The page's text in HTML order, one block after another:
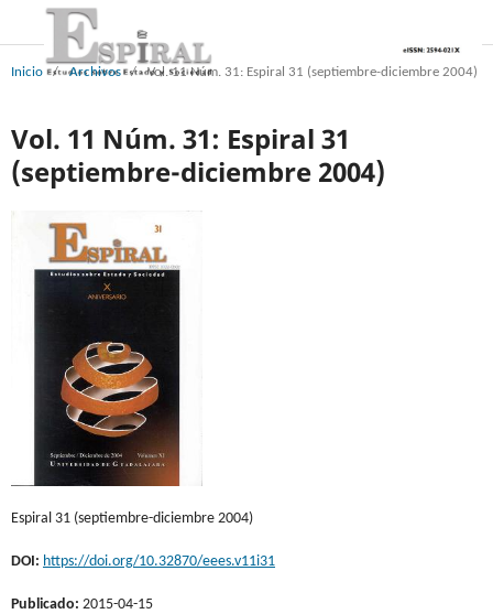
Inicio / Archivos / Vol. 11 Núm. 31: Espiral 31 (septiembre-diciembre 2004)
Vol. 11 Núm. 31: Espiral 31
(septiembre-diciembre 2004)
Espiral 31 (septiembre-diciembre 2004)
DOI: https://doi.org/10.32870/eees.v11i31
Publicado: 2015-04-15